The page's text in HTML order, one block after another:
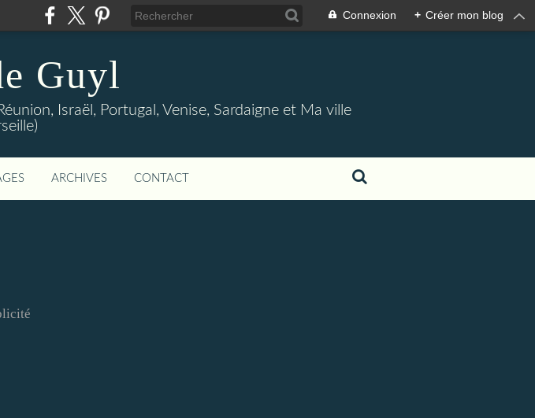
Connexion + Créer mon blog
Guyl
Israël, Portugal, Venise, Sardaigne et Ma ville
ARCHIVES CONTACT